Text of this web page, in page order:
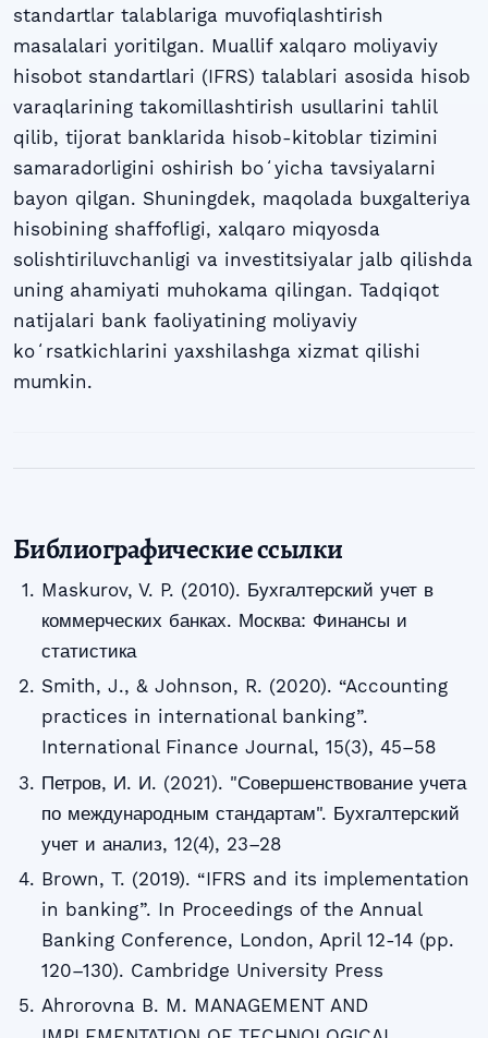
standartlar talablariga muvofiqlashtirish
masalalari yoritilgan. Muallif xalqaro moliyaviy
hisobot standartlari (IFRS) talablari asosida hisob
varaqlarining takomillashtirish usullarini tahlil
qilib, tijorat banklarida hisob-kitoblar tizimini
samaradorligini oshirish boʻyicha tavsiyalarni
bayon qilgan. Shuningdek, maqolada buxgalteriya
hisobining shaffofligi, xalqaro miqyosda
solishtiriluvchanligi va investitsiyalar jalb qilishda
uning ahamiyati muhokama qilingan. Tadqiqot
natijalari bank faoliyatining moliyaviy
koʻrsatkichlarini yaxshilashga xizmat qilishi
mumkin.
Библиографические ссылки
Maskurov, V. P. (2010). Бухгалтерский учет в
коммерческих банках. Москва: Финансы и
статистика
Smith, J., & Johnson, R. (2020). “Accounting
practices in international banking”.
International Finance Journal, 15(3), 45–58
Петров, И. И. (2021). "Совершенствование учета
по международным стандартам". Бухгалтерский
учет и анализ, 12(4), 23–28
Brown, T. (2019). “IFRS and its implementation
in banking”. In Proceedings of the Annual
Banking Conference, London, April 12-14 (pp.
120–130). Cambridge University Press
Ahrorovna B. M. MANAGEMENT AND